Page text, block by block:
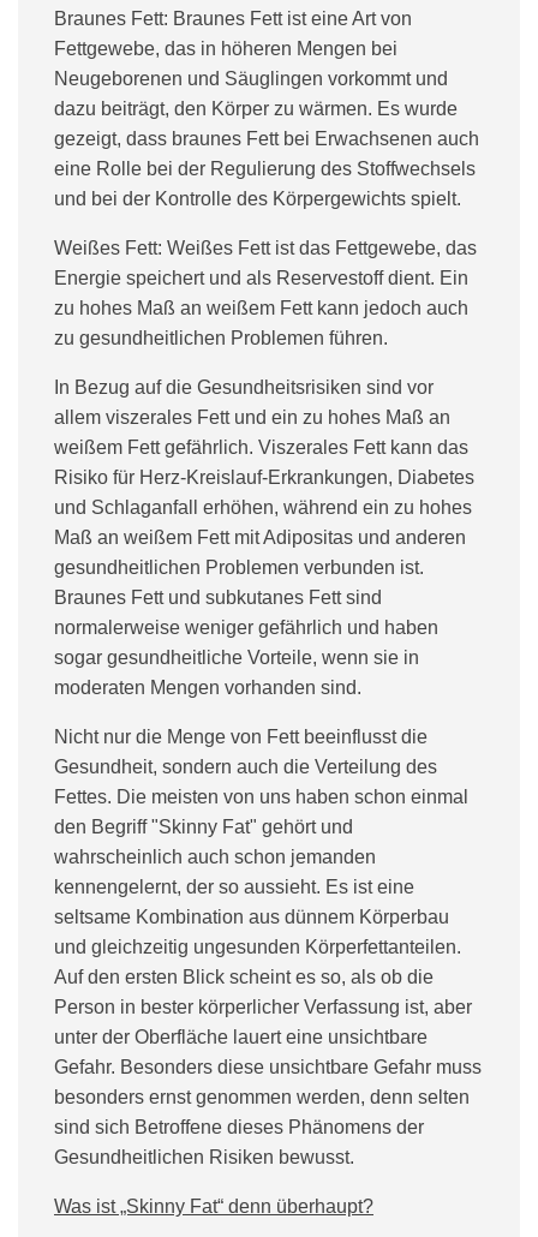
Braunes Fett: Braunes Fett ist eine Art von
Fettgewebe, das in höheren Mengen bei
Neugeborenen und Säuglingen vorkommt und
dazu beiträgt, den Körper zu wärmen. Es wurde
gezeigt, dass braunes Fett bei Erwachsenen auch
eine Rolle bei der Regulierung des Stoffwechsels
und bei der Kontrolle des Körpergewichts spielt.
Weißes Fett: Weißes Fett ist das Fettgewebe, das
Energie speichert und als Reservestoff dient. Ein
zu hohes Maß an weißem Fett kann jedoch auch
zu gesundheitlichen Problemen führen.
In Bezug auf die Gesundheitsrisiken sind vor
allem viszerales Fett und ein zu hohes Maß an
weißem Fett gefährlich. Viszerales Fett kann das
Risiko für Herz-Kreislauf-Erkrankungen, Diabetes
und Schlaganfall erhöhen, während ein zu hohes
Maß an weißem Fett mit Adipositas und anderen
gesundheitlichen Problemen verbunden ist.
Braunes Fett und subkutanes Fett sind
normalerweise weniger gefährlich und haben
sogar gesundheitliche Vorteile, wenn sie in
moderaten Mengen vorhanden sind.
Nicht nur die Menge von Fett beeinflusst die
Gesundheit, sondern auch die Verteilung des
Fettes. Die meisten von uns haben schon einmal
den Begriff "Skinny Fat" gehört und
wahrscheinlich auch schon jemanden
kennengelernt, der so aussieht. Es ist eine
seltsame Kombination aus dünnem Körperbau
und gleichzeitig ungesunden Körperfettanteilen.
Auf den ersten Blick scheint es so, als ob die
Person in bester körperlicher Verfassung ist, aber
unter der Oberfläche lauert eine unsichtbare
Gefahr. Besonders diese unsichtbare Gefahr muss
besonders ernst genommen werden, denn selten
sind sich Betroffene dieses Phänomens der
Gesundheitlichen Risiken bewusst.
Was ist „Skinny Fat“ denn überhaupt?